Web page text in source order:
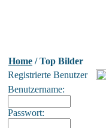
Home / Top Bilder
Registrierte Benutzer
Benutzername:
Passwort: